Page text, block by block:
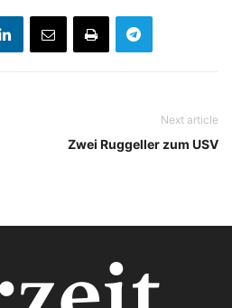
Next article
Zwei Ruggeller zum USV